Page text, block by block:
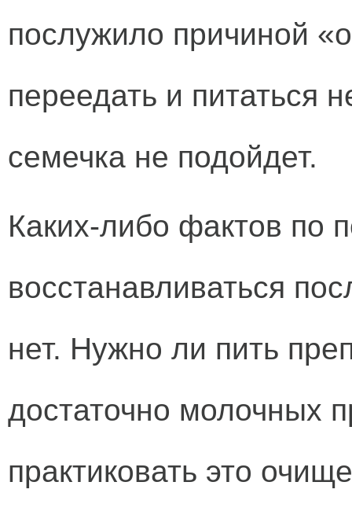
послужило причиной
переедать и питаться
семечка не подойдет.
Каких-либо фактов по
восстанавливаться
нет. Нужно ли пить
достаточно молочных
практиковать это